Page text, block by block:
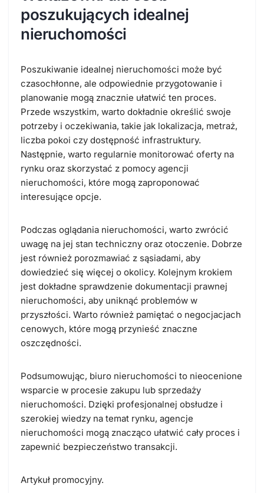
poszukujących idealnej
nieruchomości
Poszukiwanie idealnej nieruchomości może być
czasochłonne, ale odpowiednie przygotowanie i
planowanie mogą znacznie ułatwić ten proces.
Przede wszystkim, warto dokładnie określić swoje
potrzeby i oczekiwania, takie jak lokalizacja, metraż,
liczba pokoi czy dostępność infrastruktury.
Następnie, warto regularnie monitorować oferty na
rynku oraz skorzystać z pomocy agencji
nieruchomości, które mogą zaproponować
interesujące opcje.
Podczas oglądania nieruchomości, warto zwrócić
uwagę na jej stan techniczny oraz otoczenie. Dobrze
jest również porozmawiać z sąsiadami, aby
dowiedzieć się więcej o okolicy. Kolejnym krokiem
jest dokładne sprawdzenie dokumentacji prawnej
nieruchomości, aby uniknąć problemów w
przyszłości. Warto również pamiętać o negocjacjach
cenowych, które mogą przynieść znaczne
oszczędności.
Podsumowując, biuro nieruchomości to nieocenione
wsparcie w procesie zakupu lub sprzedaży
nieruchomości. Dzięki profesjonalnej obsłudze i
szerokiej wiedzy na temat rynku, agencje
nieruchomości mogą znacząco ułatwić cały proces i
zapewnić bezpieczeństwo transakcji.
Artykuł promocyjny.